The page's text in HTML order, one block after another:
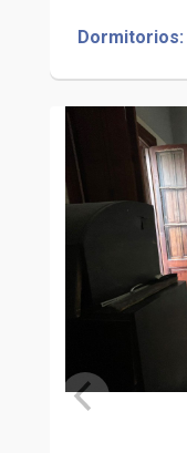
Dormitorios: